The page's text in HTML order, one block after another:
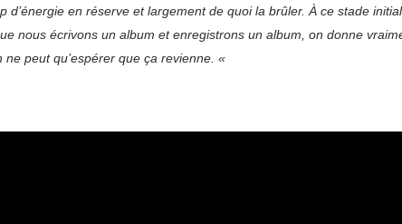
d’énergie en réserve et largement de quoi la brûler. À ce stade
nous écrivons un album et enregistrons un album, on donne
ne peut qu’espérer que ça revienne. «